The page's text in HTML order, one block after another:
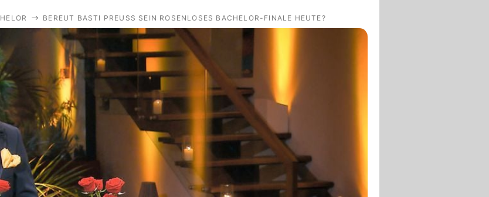
Royals
Stars
Filme & Serien
Lifestyle
Familie & Liebe
Promiflash Exklusiv
Alle Themen auf Promiflash
BEREUT BASTI PREUSS SEIN ROSENLOSES BACHELOR-FINALE HEUTE?